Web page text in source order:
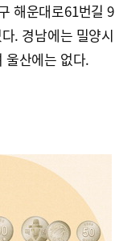
해운대로61번길 9
. 경남에는 밀양시
울산에는 없다.